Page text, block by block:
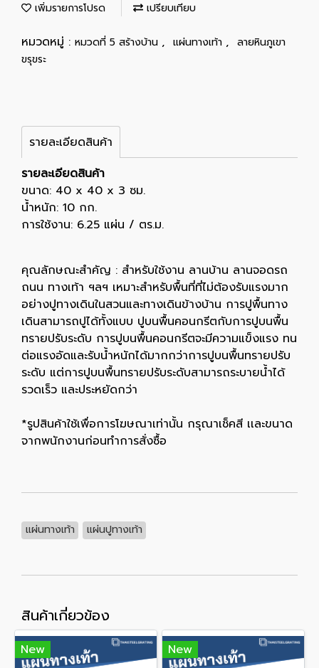
เพิ่มรายการโปรด เปรียบเทียบ
หมวดหมู่ : หมวดที่ 5 สร้างบ้าน , แผ่นทางเท้า , ลายหินภูเขา
ขรุขระ
รายละเอียดสินค้า
รายละเอียดสินค้า
ขนาด: 40 x 40 x 3 ซม.
น้ำหนัก: 10 กก.
การใช้งาน: 6.25 แผ่น / ตร.ม.
คุณลักษณะสำคัญ : สำหรับใช้งาน ลานบ้าน ลานจอดรถ
ถนน ทางเท้า ฯลฯ เหมาะสำหรับพื้นที่ที่ไม่ต้องรับแรงมาก
อย่างปูทางเดินในสวนและทางเดินข้างบ้าน การปูพื้นทาง
เดินสามารถปูได้ทั้งแบบ ปูบนพื้นคอนกรีตกับการปูบนพื้น
ทรายปรับระดับ การปูบนพื้นคอนกรีตจะมีความแข็งแรง ทน
ต่อแรงอัดและรับน้ำหนักได้มากกว่าการปูบนพื้นทรายปรับ
ระดับ แต่การปูบนพื้นทรายปรับระดับสามารถระบายน้ำได้
รวดเร็ว และประหยัดกว่า
*รูปสินค้าใช้เพื่อการโฆษณาเท่านั้น กรุณาเช็คสี เเละขนาด
จากพนักงานก่อนทำการสั่งซื้อ
แผ่นทางเท้า แผ่นปูทางเท้า
สินค้าเกี่ยวข้อง
New New